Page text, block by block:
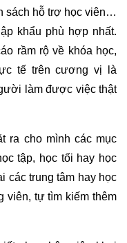
sách hỗ trợ học viên…
khẩu phù hợp nhất.
rầm rộ về khóa học,
tế trên cương vị là
làm được việc thật
ra cho mình các mục
tập, học tối hay học
các trung tâm hay học
viên, tự tìm kiếm thêm